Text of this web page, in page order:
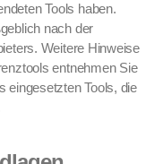
Tools haben.
nach der
Weit­ere Hin­weise
ent­nehmen Sie
einge­set­zten Tools, die